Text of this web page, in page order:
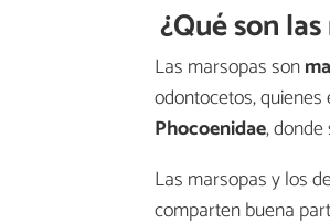
¿Qué son
Las marsopas son
odontocetos,
Phocoenidae,
Las marsopas y los
comparten buena